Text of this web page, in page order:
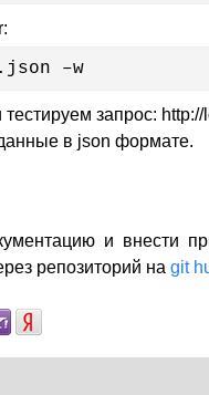
–w
запрос:
в json формате.
и внести
репозиторий на git